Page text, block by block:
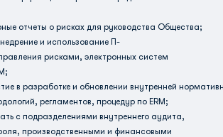
отчеты о рисках для руководства Общества;
и использование П-
рисками, электронных систем
в разработке и обновлении внутренней
регламентов, процедур по ЕRМ;
с подразделениями внутреннего аудита,
производственными и финансовыми